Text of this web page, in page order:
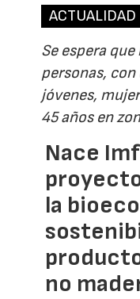
ACTUALIDAD
Se espera
personas,
jóvenes,
45 años en
Nace
la
no